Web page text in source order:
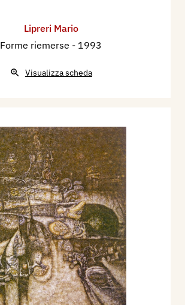
Lipreri Mario
Forme riemerse - 1993
Visualizza scheda